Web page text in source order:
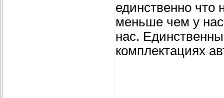
единственно что
меньше чем у
нас.
комплектациях